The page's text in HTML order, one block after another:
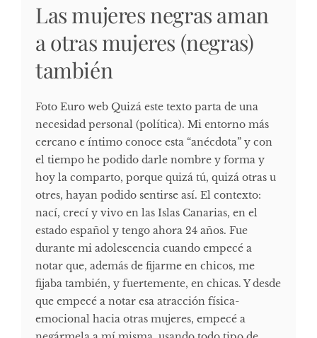
Las mujeres negras aman
a otras mujeres (negras)
también
Foto Euro web Quizá este texto parta de una
necesidad personal (política). Mi entorno más
cercano e íntimo conoce esta “anécdota” y con
el tiempo he podido darle nombre y forma y
hoy la comparto, porque quizá tú, quizá otras u
otres, hayan podido sentirse así. El contexto:
nací, crecí y vivo en las Islas Canarias, en el
estado español y tengo ahora 24 años. Fue
durante mi adolescencia cuando empecé a
notar que, además de fijarme en chicos, me
fijaba también, y fuertemente, en chicas. Y desde
que empecé a notar esa atracción física-
emocional hacia otras mujeres, empecé a